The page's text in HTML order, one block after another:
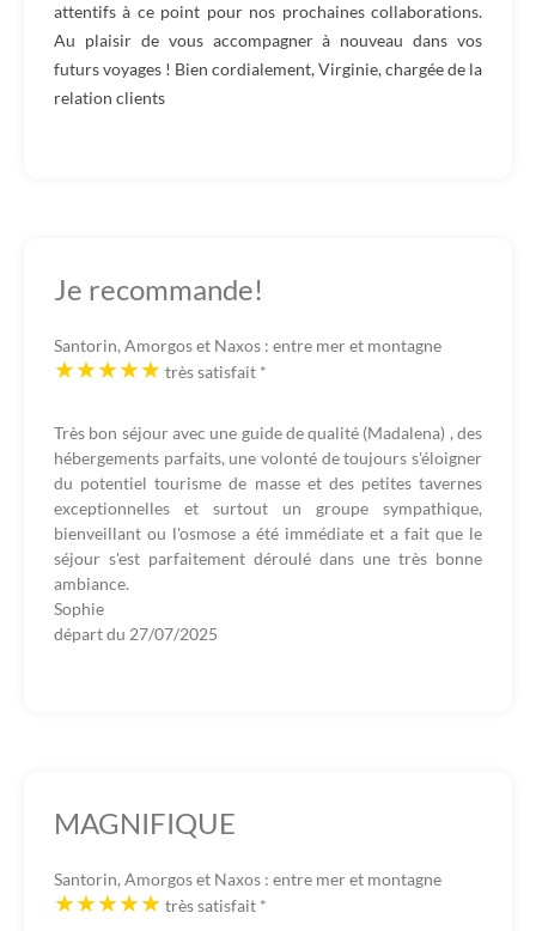
attentifs à ce point pour nos prochaines collaborations.
Au plaisir de vous accompagner à nouveau dans vos
futurs voyages ! Bien cordialement, Virginie, chargée de la
relation clients
Je recommande!
Santorin, Amorgos et Naxos : entre mer et montagne
très satisfait *
Très bon séjour avec une guide de qualité (Madalena) , des
hébergements parfaits, une volonté de toujours s'éloigner
du potentiel tourisme de masse et des petites tavernes
exceptionnelles et surtout un groupe sympathique,
bienveillant ou l'osmose a été immédiate et a fait que le
séjour s'est parfaitement déroulé dans une très bonne
ambiance.
Sophie
départ du 27/07/2025
MAGNIFIQUE
Santorin, Amorgos et Naxos : entre mer et montagne
très satisfait *